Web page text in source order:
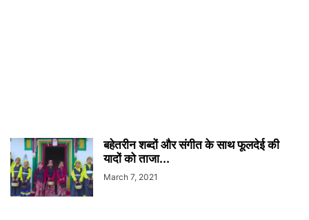
बहेतरीन शब्दों और संगीत के साथ फूलदेई की
यादों को ताजा...
March 7, 2021